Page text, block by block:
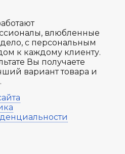
влюбленные
с персональным
к каждому клиенту.
Вы получаете
вариант товара и